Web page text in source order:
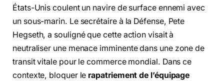
États-Unis coulent un navire de surface ennemi avec
un sous-marin. Le secrétaire à la Défense, Pete
Hegseth, a souligné que cette action visait à
neutraliser une menace imminente dans une zone de
transit vitale pour le commerce mondial. Dans ce
contexte, bloquer le rapatriement de l’équipage